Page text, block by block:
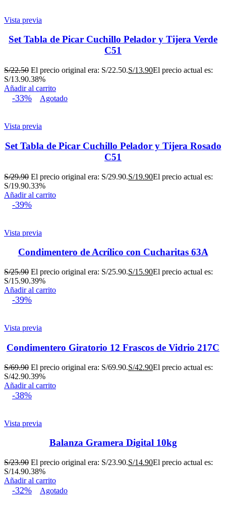
Vista previa
Set Tabla de Picar Cuchillo Pelador y Tijera Verde
C51
S/22.50 El precio original era: S/22.50.S/13.90El precio actual es:
S/13.90.38%
Añadir al carrito
-33% Agotado
Vista previa
Set Tabla de Picar Cuchillo Pelador y Tijera Rosado
C51
S/29.90 El precio original era: S/29.90.S/19.90El precio actual es:
S/19.90.33%
Añadir al carrito
-39%
Vista previa
Condimentero de Acrílico con Cucharitas 63A
S/25.90 El precio original era: S/25.90.S/15.90El precio actual es:
S/15.90.39%
Añadir al carrito
-39%
Vista previa
Condimentero Giratorio 12 Frascos de Vidrio 217C
S/69.90 El precio original era: S/69.90.S/42.90El precio actual es:
S/42.90.39%
Añadir al carrito
-38%
Vista previa
Balanza Gramera Digital 10kg
S/23.90 El precio original era: S/23.90.S/14.90El precio actual es:
S/14.90.38%
Añadir al carrito
-32% Agotado